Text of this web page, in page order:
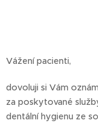
Vážení pacienti,
dovoluji si Vám
za poskytované
dentální hygienu ze